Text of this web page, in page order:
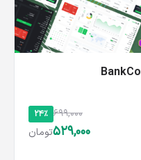
24% 699,000
529,000تومان